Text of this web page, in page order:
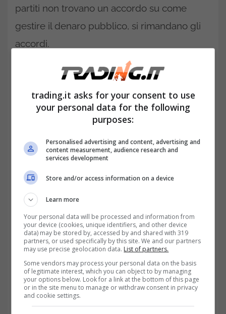
partiti non trovano un accordo su come
gestire il denaro pubblico, si rimandano gli
accordi.
I Repubblicani vogliono
spesee ridurre il deficit, mentre i
Democratici vogliono mantenere i
finanziamenti per programmi sociali e
investimenti pubblici. Trump in questo caso
potrebbe non opporsi a un eventuale
shutdown per mettere pressione ai
trading.it asks for your consent to use
your personal data for the following
purposes:
Personalised advertising and content, advertising and
content measurement, audience research and
services development
Store and/or access information on a device
Learn more
Your personal data will be processed and information from
your device (cookies, unique identifiers, and other device
data) may be stored by, accessed by and shared with 319
partners, or used specifically by this site. We and our partners
may use precise geolocation data. List of partners.
Some vendors may process your personal data on the basis
of legitimate interest, which you can object to by managing
your options below. Look for a link at the bottom of this page
or in the site menu to manage or withdraw consent in privacy
and cookie settings.